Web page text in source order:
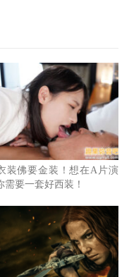
生存！ 原名：超人高
くようです！ 播映日
装佛要金装！想在A片演
需要一套好西装！